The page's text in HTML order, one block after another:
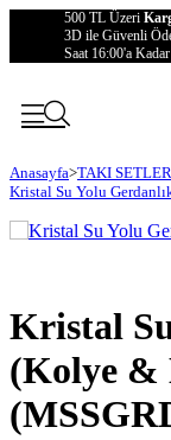
500 TL Üzeri
3D ile Güvenli
Saat 16:00'a
Anasayfa>TAKI
Kristal Su Yolu
Kristal
(Kolye &